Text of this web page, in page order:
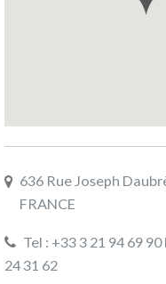
636 Rue Joseph
FRANCE
Tel : +33 3 21 94 69
24 31 62